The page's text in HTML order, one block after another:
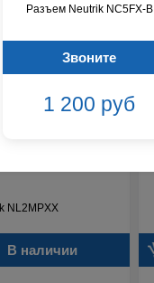
Разъем Neutrik NC5FX-B
Звоните
1 200 руб
NL2MPXX
В наличии